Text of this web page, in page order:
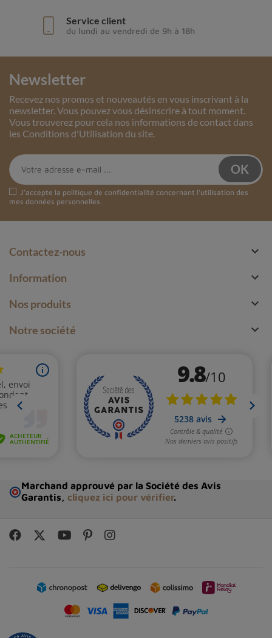
Service client
du lundi au vendredi de 9h à 18h
Newsletter
Recevez nos promos et nouveautés en vous inscrivant à la
newsletter. Vous pouvez vous désinscrire à tout moment.
Vous trouverez pour cela nos informations de contact dans
les Conditions d'Utilisation du site.
J'accepte la politique de confidentialité concernant l'utilisation des
mes données personnelles.
Contactez-nous 
Information 
Nos produits 
Notre société 
Marchand approuvé par la Société des Avis
Garantis, cliquez ici pour vérifier.